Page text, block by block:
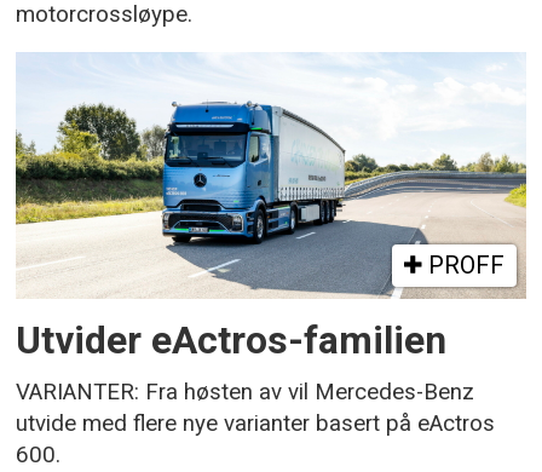
motorcrossløype.
PROFF
Utvider eActros-familien
VARIANTER: Fra høsten av vil Mercedes-Benz
utvide med flere nye varianter basert på eActros
600.